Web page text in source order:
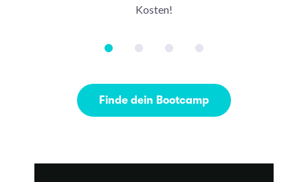
Kosten!
Finde dein Bootcamp